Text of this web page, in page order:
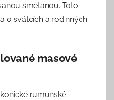
smetanou. Toto
o svátcích a rodinných
masové
rumunské